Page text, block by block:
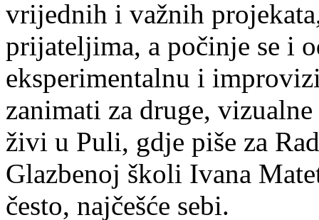
vrijednih i važnih
prijateljima, a počinje se i
eksperimentalnu i
zanimati za druge,
živi u Puli, gdje piše za
Glazbenoj školi Ivana
često, najčešće sebi.